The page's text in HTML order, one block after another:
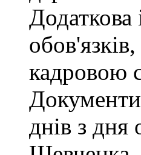
кадровою
днів з дня